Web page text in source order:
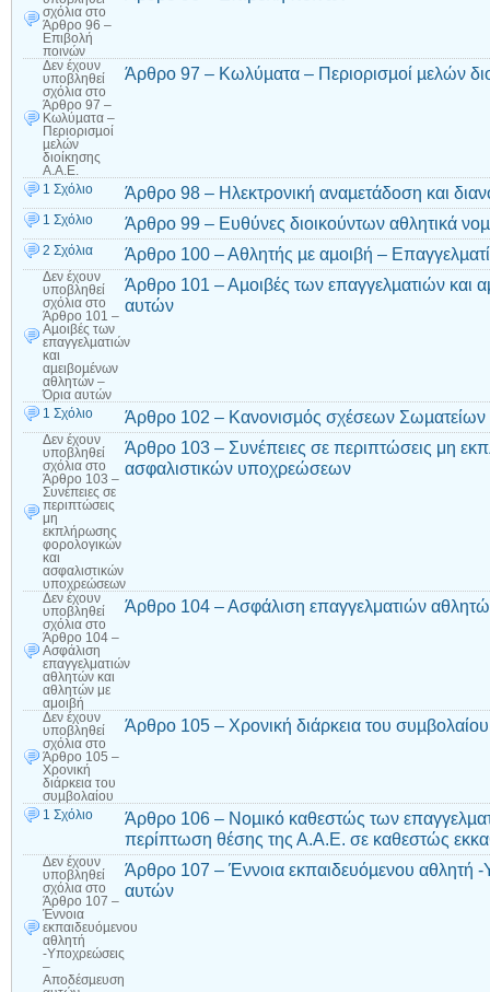
σχόλια στο
Άρθρο 96 –
Επιβολή
ποινών
Δεν έχουν
υποβληθεί
σχόλια στο
Άρθρο 97 –
Κωλύµατα –
Περιορισµοί
µελών
διοίκησης
Α.Α.Ε.
Άρθρο 97 – Κωλύµατα – Περιορισµοί µελών
1 Σχόλιο Άρθρο 98 – Ηλεκτρονική αναµετάδοση και
1 Σχόλιο Άρθρο 99 – Ευθύνες διοικούντων αθλητικά
2 Σχόλια Άρθρο 100 – Αθλητής µε αµοιβή –
Δεν έχουν
υποβληθεί
σχόλια στο
Άρθρο 101 –
Αµοιβές των
επαγγελµατιών
και
αµειβοµένων
αθλητών –
Όρια αυτών
Άρθρο 101 – Αµοιβές των επαγγελµατιών και
αυτών
1 Σχόλιο Άρθρο 102 – Κανονισµός σχέσεων Σωµατείων
Δεν έχουν
υποβληθεί
σχόλια στο
Άρθρο 103 –
Συνέπειες σε
περιπτώσεις
μη
εκπλήρωσης
φορολογικών
και
ασφαλιστικών
υποχρεώσεων
Άρθρο 103 – Συνέπειες σε περιπτώσεις μη
ασφαλιστικών υποχρεώσεων
Δεν έχουν
υποβληθεί
σχόλια στο
Άρθρο 104 –
Ασφάλιση
επαγγελματιών
αθλητών και
αθλητών με
αμοιβή
Άρθρο 104 – Ασφάλιση επαγγελματιών
Δεν έχουν
υποβληθεί
σχόλια στο
Άρθρο 105 –
Χρονική
διάρκεια του
συµβολαίου
Άρθρο 105 – Χρονική διάρκεια του συµβολαίου
1 Σχόλιο
Άρθρο 106 – Νοµικό καθεστώς των
περίπτωση θέσης της Α.Α.Ε. σε καθεστώς
Δεν έχουν
υποβληθεί
σχόλια στο
Άρθρο 107 –
Έννοια
εκπαιδευόµενου
αθλητή
-Υποχρεώσεις
–
Αποδέσµευση
Άρθρο 107 – Έννοια εκπαιδευόµενου αθλητή
αυτών